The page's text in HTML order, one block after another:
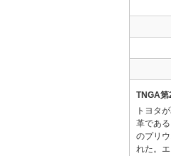
TNGA第
トヨタ
革であ
のプリ
れた。